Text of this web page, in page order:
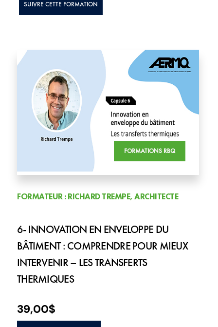
SUIVRE CETTE FORMATION
FORMATIONS RBQ
FORMATEUR : RICHARD TREMPE, ARCHITECTE
6- INNOVATION EN ENVELOPPE DU
BÂTIMENT : COMPRENDRE POUR MIEUX
INTERVENIR – LES TRANSFERTS
THERMIQUES
39,00$